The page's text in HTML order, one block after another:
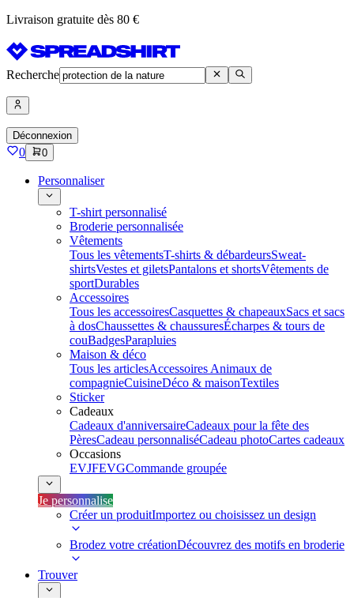
Livraison gratuite dès 80 €
Recherche
Déconnexion
0 0
Personnaliser
T-shirt personnalisé
Broderie personnalisée
Vêtements
Tous les vêtementsT-shirts & débardeursSweat-
shirtsVestes et giletsPantalons et shortsVêtements de
sportDurables
Accessoires
Tous les accessoiresCasquettes & chapeauxSacs et sacs
à dosChaussettes & chaussuresÉcharpes & tours de
couBadgesParapluies
Maison & déco
Tous les articlesAccessoires Animaux de
compagnieCuisineDéco & maisonTextiles
Sticker
Cadeaux
Cadeaux d'anniversaireCadeaux pour la fête des
PèresCadeau personnaliséCadeau photoCartes cadeaux
Occasions
EVJFEVGCommande groupée
Je personnalise
Créer un produitImportez ou choisissez un design
Brodez votre créationDécouvrez des motifs en broderie
Trouver